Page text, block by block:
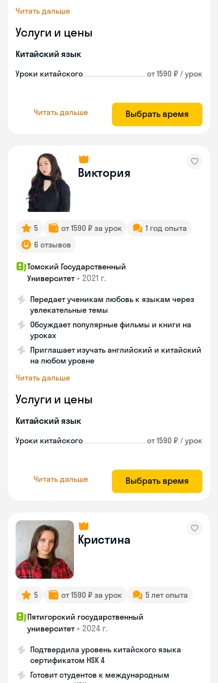
Читать дальше
Услуги и цены
Китайский язык
Уроки китайского от 1590 ₽ / урок
Читать дальше Выбрать время
Виктория
5 от 1590 ₽ за урок
1 год опыта
6 отзывов
Томский Государственный
Университет • 2021 г.
Передает ученикам любовь к языкам через
увлекательные темы
Обсуждает популярные фильмы и книги на
уроках
Приглашает изучать английский и китайский
на любом уровне
Читать дальше
Услуги и цены
Китайский язык
Уроки китайского от 1590 ₽ / урок
Читать дальше Выбрать время
Кристина
5 от 1590 ₽ за урок 5 лет опыта
Пятигорский государственный
университет • 2024 г.
Подтвердила уровень китайского языка
сертификатом HSK 4
Готовит студентов к международным